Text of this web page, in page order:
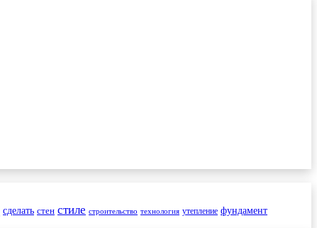
сделать стен стиле строительство технология утепление фундамент